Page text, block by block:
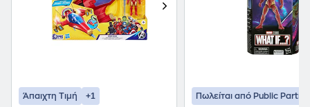
Άπαιχτη Τιμή +1 Πωλείται από Public